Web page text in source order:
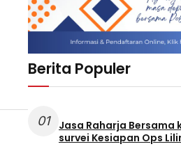
Berita Populer
01
Jasa Raharja
survei Kesiapan Ops